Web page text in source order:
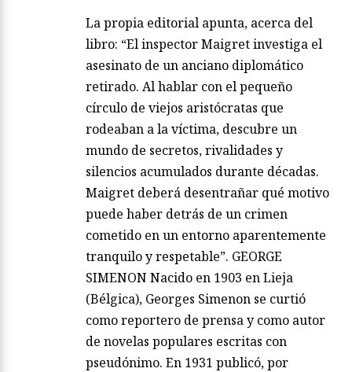
La propia editorial apunta, acerca del
libro: “El inspector Maigret investiga el
asesinato de un anciano diplomático
retirado. Al hablar con el pequeño
círculo de viejos aristócratas que
rodeaban a la víctima, descubre un
mundo de secretos, rivalidades y
silencios acumulados durante décadas.
Maigret deberá desentrañar qué motivo
puede haber detrás de un crimen
cometido en un entorno aparentemente
tranquilo y respetable”. GEORGE
SIMENON Nacido en 1903 en Lieja
(Bélgica), Georges Simenon se curtió
como reportero de prensa y como autor
de novelas populares escritas con
pseudónimo. En 1931 publicó, por